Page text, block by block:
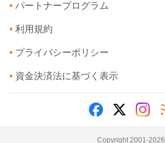
• パートナープログラム
• 利用規約
• プライバシーポリシー
• 資金決済法に基づく表示
Copyright 2001-2026